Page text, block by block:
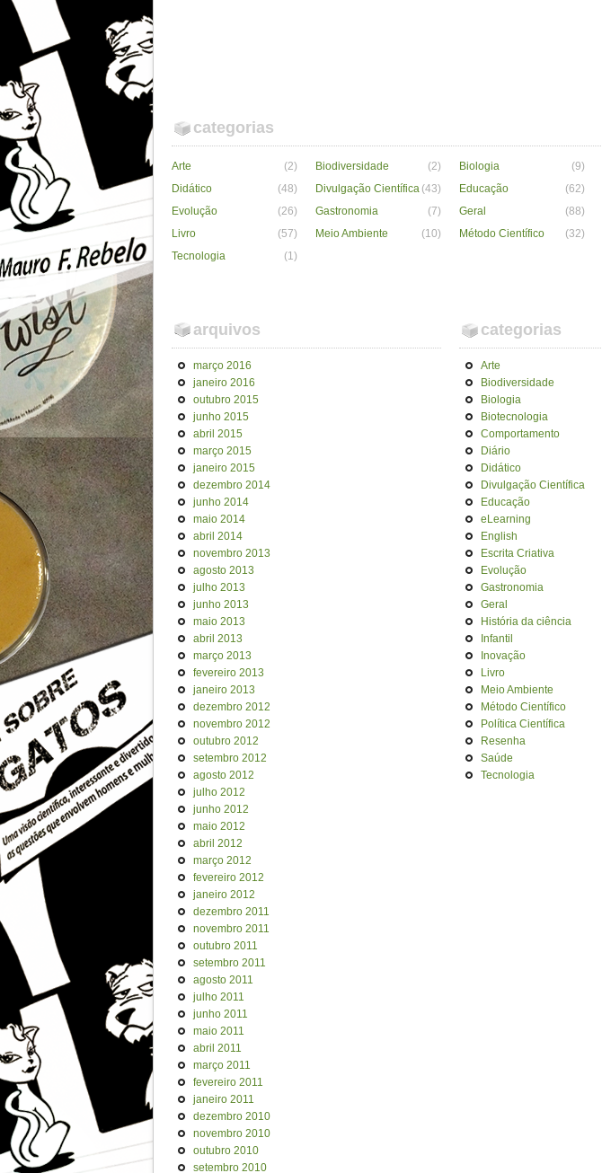
categorias
Arte (2) Biodiversidade (2) Biologia (9)
Didático
(48) Divulgação Científica (43) Educação (62)
Evolução
(26) Gastronomia (7) Geral (88)
Livro
(57) Meio Ambiente (10) Método Científico (32)
Tecnologia
(1)
arquivos
março 2016
janeiro 2016
outubro 2015
junho 2015
abril 2015
março 2015
janeiro 2015
dezembro 2014
junho 2014
maio 2014
abril 2014
novembro 2013
agosto 2013
julho 2013
junho 2013
maio 2013
abril 2013
março 2013
fevereiro 2013
janeiro 2013
dezembro 2012
novembro 2012
outubro 2012
setembro 2012
agosto 2012
julho 2012
junho 2012
maio 2012
abril 2012
março 2012
fevereiro 2012
janeiro 2012
dezembro 2011
novembro 2011
outubro 2011
setembro 2011
agosto 2011
julho 2011
junho 2011
maio 2011
abril 2011
março 2011
fevereiro 2011
janeiro 2011
dezembro 2010
novembro 2010
outubro 2010
setembro 2010
categorias
Arte
Biodiversidade
Biologia
Biotecnologia
Comportamento
Diário
Didático
Divulgação Científica
Educação
eLearning
English
Escrita Criativa
Evolução
Gastronomia
Geral
História da ciência
Infantil
Inovação
Livro
Meio Ambiente
Método Científico
Política Científica
Resenha
Saúde
Tecnologia